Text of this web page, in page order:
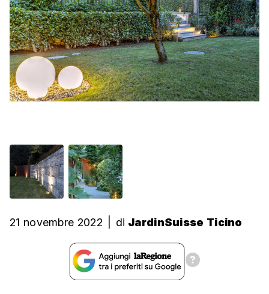
21 novembre 2022 di JardinSuisse Ticino